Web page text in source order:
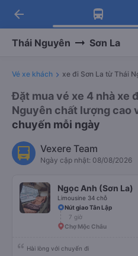
Tải app
Nhận ưu đãi
Tải app Vexere
-30k/ghế khi đặt
arrow_back
Thái Nguyên Sơn La
Vé xe khách xe đi Sơn La từ Thái
Đặt mua vé xe 4 nhà xe
Nguyên chất lượng cao
chuyến mỗi ngày
Vexere Team
Ngày cập nhật: 08/08/2026
Ngọc Anh (Sơn La)
Limousine 34 chỗ
Nút giao Tân Lập
7 giờ
Chợ Mộc Châu
Hài lòng với chuyến đi